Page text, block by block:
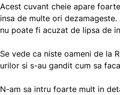
Acest cuvant cheie apare
insa de multe ori
nu poate fi acuzat de lipsa de
Se vede ca niste oameni de la
urilor si s-au gandit cum sa
N-am sa intru foarte mult in